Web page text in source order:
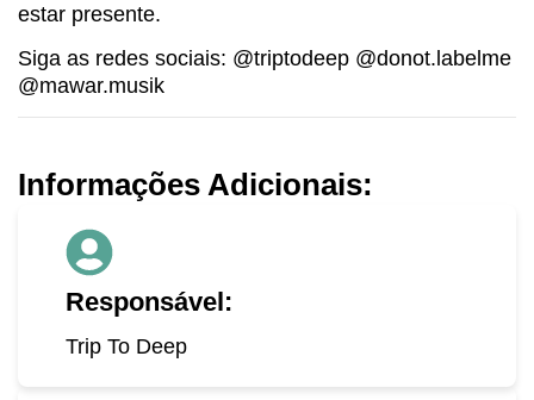
estar presente.
Siga as redes sociais: @triptodeep @donot.labelme
@mawar.musik
Informações Adicionais:
Responsável:
Trip To Deep